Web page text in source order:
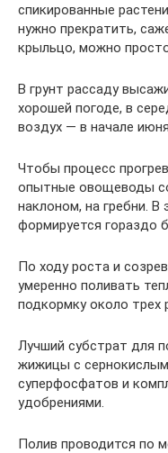
спикированные
нужно прекратить,
крыльцо, можно
В грунт рассаду
хорошей погоде, в
воздух — в начале
Чтобы процесс
опытные овощеводы
наклоном, на гребни. В
формируется гораздо
По ходу роста и
умеренно поливать
подкормку около трех
Лучший субстрат для
жижицы с
суперфосфатов и
удобрениями.
Полив проводится по